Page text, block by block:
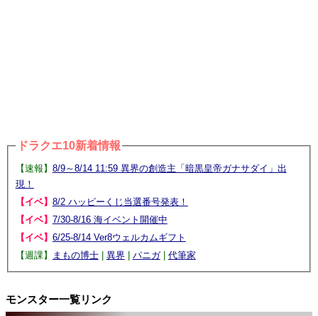
ドラクエ10新着情報
【速報】 8/9～8/14 11:59 異界の創造主「暗黒皇帝ガナサダイ」出
現！
【イベ】 8/2 ハッピーくじ当選番号発表！
【イベ】 7/30-8/16 海イベント開催中
【イベ】 6/25-8/14 Ver8ウェルカムギフト
【週課】
まもの博士| 異界 | パニガ| 代筆家
モンスター一覧リンク